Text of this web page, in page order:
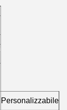
Personalizzabile